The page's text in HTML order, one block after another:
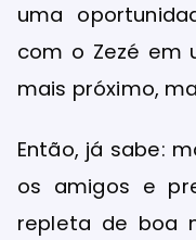
uma
com o Zezé em
mais próximo,
Então, já sabe:
os amigos e
repleta de boa